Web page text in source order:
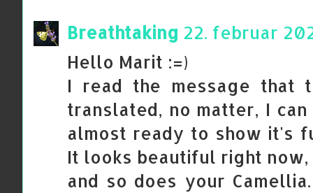
Breathtaking 22. februar
Hello Marit :=)
I read the message that
translated, no matter, I
almost ready to show it's
It looks beautiful right now,
and so does your